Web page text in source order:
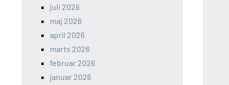
juli 2026
maj 2026
april 2026
marts 2026
februar 2026
januar 2026